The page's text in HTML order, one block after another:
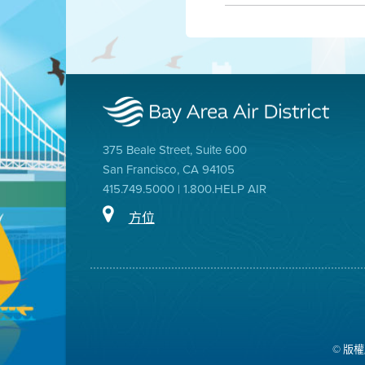
375 Beale Street, Suite 600
San Francisco, CA 94105
415.749.5000 | 1.800.HELP AIR
方位
© 版